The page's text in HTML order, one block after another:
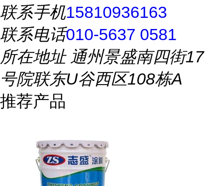
联系手机15810936163
联系电话010-5637 0581
所在地址通州景盛南四街17
号院联东U谷西区108栋A
推荐产品